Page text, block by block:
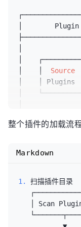
│        Plugin
│
│    │ Source
│    │
│
│
│    │Transform
│
│
│      Plugin
整个插件的加载流
1.
扫描插件目录
Markdown